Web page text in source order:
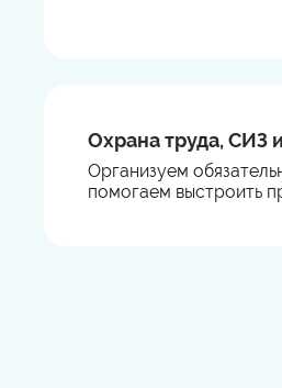
Охрана труда, СИЗ
Организуем
помогаем выстроить